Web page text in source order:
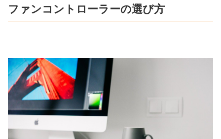
ファンコントローラーの選び方